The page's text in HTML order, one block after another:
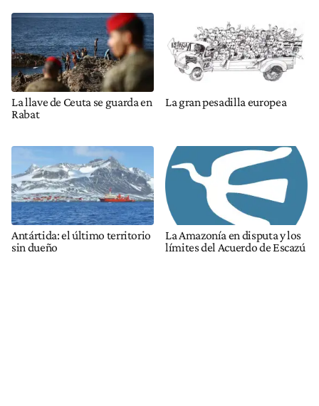
La llave de Ceuta se guarda en
Rabat
La gran pesadilla europea
Antártida: el último territorio
sin dueño
La Amazonía en disputa y los
límites del Acuerdo de Escazú